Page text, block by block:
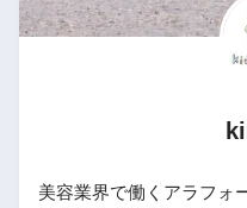
美容業界で働くアラフォ